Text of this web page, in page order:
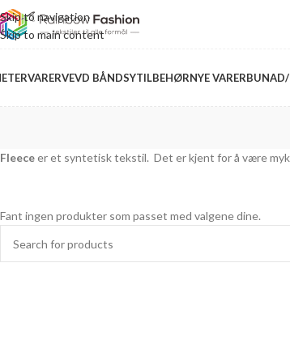
Skip to navigation
Skip to main content
VEVD BÅNDSYTILBEHØRNYE VARERBUNAD/
Fleeceer et syntetisk tekstil. Det er kjent for å være
Fant ingen produkter som passet med valgene dine.